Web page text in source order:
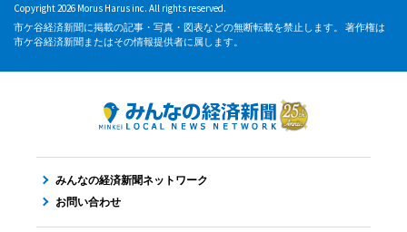
Copyright 2026 Morus Harus inc. All rights reserved.
市ケ谷経済新聞に掲載の記事・写真・図表などの無断転載を禁止します。 著作権は
市ケ谷経済新聞またはその情報提供者に属します。
みんなの経済新聞ネットワーク
お問い合わせ